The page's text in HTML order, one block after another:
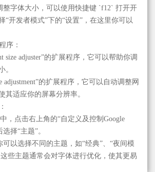
整字体大小，可以使用快捷键 `f12` 打开开
“开发者模式”下的“设置”，在这里你可以
序：
size adjuster”的扩展程序，它可以帮助你调
。
adjustment”的扩展程序，它可以自动调整网
其适应你的屏幕分辨率。
，点击右上角的“自定义及控制Google
择“主题”。
以选择不同的主题，如“经典”、“夜间模
些主题通常会对字体进行优化，使其更易